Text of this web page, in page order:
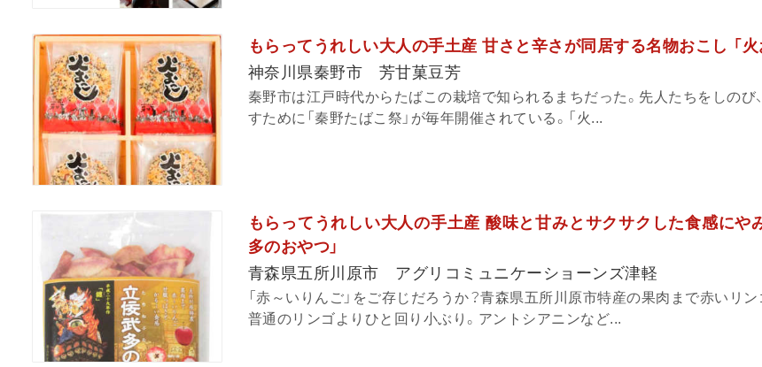
もらってうれしい大人の手土産 甘さと辛さが同居する名物おこし 「火
神奈川県秦野市 芳甘菓豆芳
秦野市は江戸時代からたばこの栽培で知られるまちだった。先人たちをしのび
すために「秦野たばこ祭」が毎年開催されている。「火...
もらってうれしい大人の手土産 酸味と甘みとサクサクした食感にや
多のおやつ」
青森県五所川原市 アグリコミュニケーショーンズ津軽
「赤～いりんご」をご存じだろうか？青森県五所川原市特産の果肉まで赤いリン
普通のリンゴよりひと回り小ぶり。アントシアニンなど...